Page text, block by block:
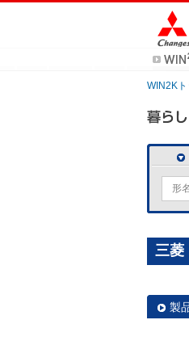
WIN2K
三菱
製